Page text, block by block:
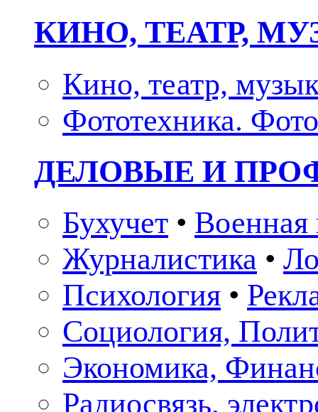
КИНО, ТЕАТР,
Кино, театр,
Фототехника.
ДЕЛОВЫЕ И
Бухучет • Военная
Журналистика •
Психология •
Социология,
Экономика,
Радиосвязь,